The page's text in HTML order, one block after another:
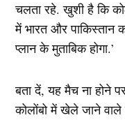
चलता रहे. खुशी है कि
में भारत और पाकिस्तान
प्लान के मुताबिक होगा.’
बता दें, यह मैच ना होने
कोलोंबो में खेले जाने